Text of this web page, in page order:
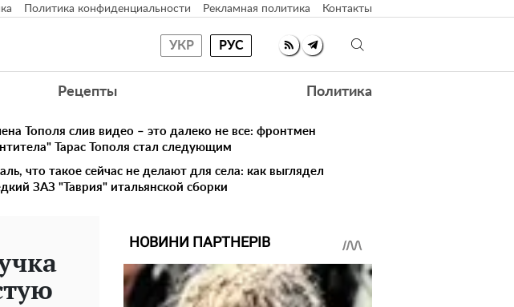
Политика конфиденциальности Рекламная политика Контакты
УКР РУС
Рецепты Политика
Тополя слив видео – это далеко не все: фронтмен
Тарас Тополя стал следующим
что такое сейчас не делают для села: как выглядел
ЗАЗ "Таврия" итальянской сборки
НОВИНИ ПАРТНЕРІВ